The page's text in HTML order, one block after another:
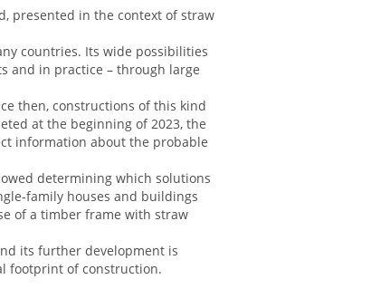
presented in the context of straw
countries. Its wide possibilities
and in practice – through large
then, constructions of this kind
at the beginning of 2023, the
information about the probable
determining which solutions
family houses and buildings
of a timber frame with straw
its further development is
footprint of construction.